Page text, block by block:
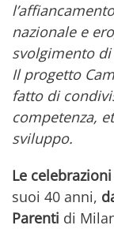
nazionale e
svolgimento di
Il progetto
fatto di
competenza,
sviluppo.
Le
suoi 40 anni,
Parenti di